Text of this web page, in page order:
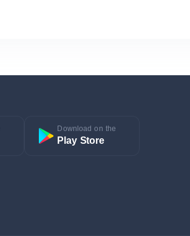
Download on the
Play Store